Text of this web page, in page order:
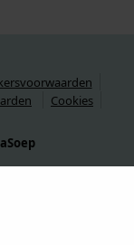
Cookies